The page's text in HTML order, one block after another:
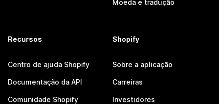
Moeda e tradução
Recursos
Centro de ajuda Shopify
Documentação da API
Comunidade Shopify
Shopify
Sobre a aplicação
Carreiras
Investidores